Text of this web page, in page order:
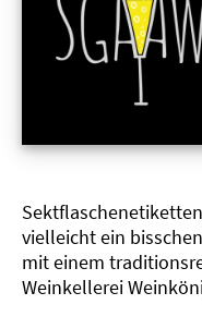
vielleicht ein
mit einem
Weinkellerei